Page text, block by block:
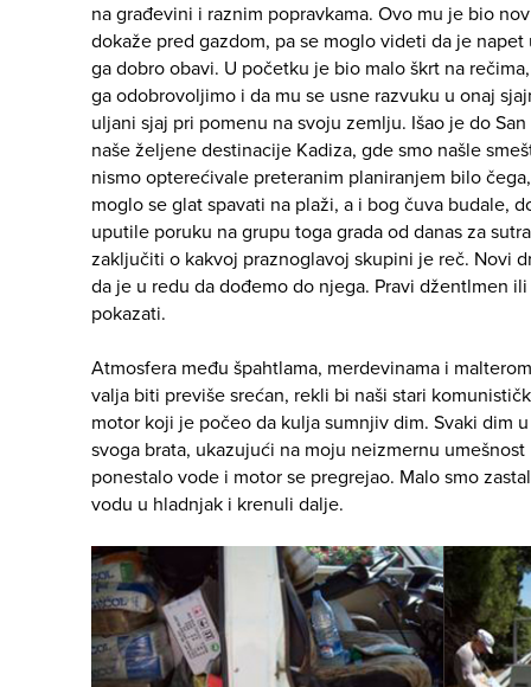
na građevini i raznim popravkama. Ovo mu je bio
dokaže pred gazdom, pa se moglo videti da je
ga dobro obavi. U početku je bio malo škrt na
ga odobrovoljimo i da mu se usne razvuku u onaj
uljani sjaj pri pomenu na svoju zemlju. Išao je do
naše željene destinacije Kadiza, gde smo našle
nismo opterećivale preteranim planiranjem bilo
moglo se glat spavati na plaži, a i bog čuva budale,
uputile poruku na grupu toga grada od danas za
zaključiti o kakvoj praznoglavoj skupini je reč. Novi
da je u redu da dođemo do njega. Pravi džentlmen
pokazati.
Atmosfera među špahtlama, merdevinama i
valja biti previše srećan, rekli bi naši stari
motor koji je počeo da kulja sumnjiv dim. Svaki dim
svoga brata, ukazujući na moju neizmernu
ponestalo vode i motor se pregrejao. Malo smo
vodu u hladnjak i krenuli dalje.